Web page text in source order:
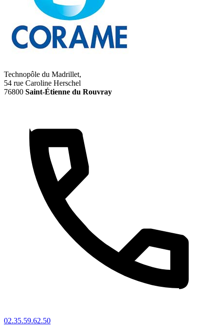
Technopôle du Madrillet,
54 rue Caroline Herschel
76800 Saint-Étienne du Rouvray
02.35.59.62.50